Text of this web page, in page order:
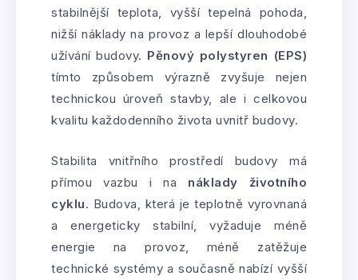
stabilnější teplota, vyšší tepelná pohoda,
nižší náklady na provoz a lepší dlouhodobé
užívání budovy. Pěnový polystyren (EPS)
tímto způsobem výrazně zvyšuje nejen
technickou úroveň stavby, ale i celkovou
kvalitu každodenního života uvnitř budovy.
Stabilita vnitřního prostředí budovy má
přímou vazbu i na náklady životního
cyklu. Budova, která je teplotně vyrovnaná
a energeticky stabilní, vyžaduje méně
energie na provoz, méně zatěžuje
technické systémy a současně nabízí vyšší